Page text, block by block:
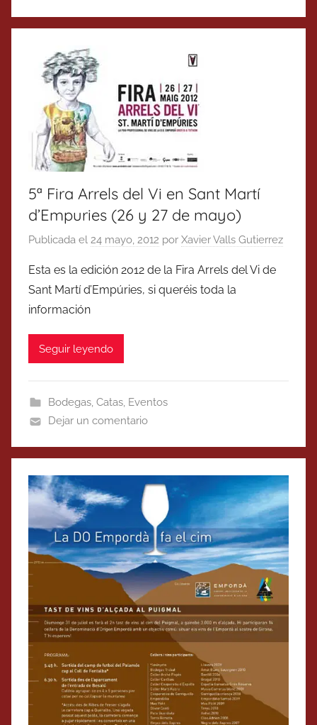
5ª Fira Arrels del Vi en Sant Martí
d’Empuries (26 y 27 de mayo)
Publicada el 24 mayo, 2012 por Xavier Valls Gutierrez
Esta es la edición 2012 de la Fira Arrels del Vi de
Sant Martí d’Empúries, si queréis toda la
información
Seguir leyendo
Bodegas, Catas, Eventos
Dejar un comentario